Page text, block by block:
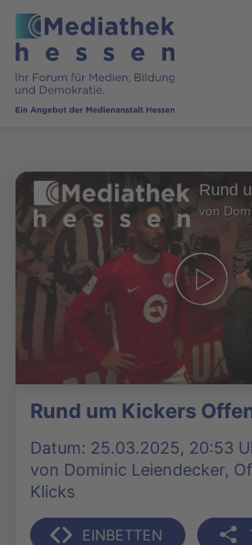
Rund um Kickers
Datum: 25.03.2025, 20:53
von Dominic Leiendecker,
Klicks
EINBETTEN